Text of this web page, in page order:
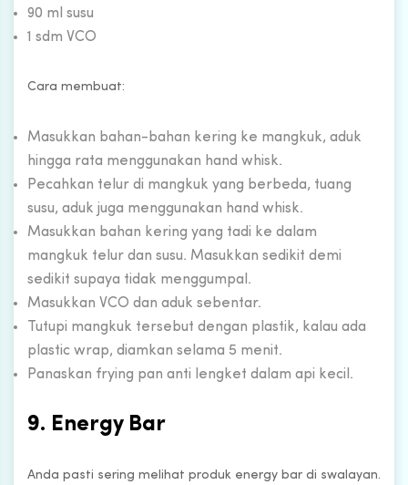
90 ml susu
1 sdm VCO
Cara membuat:
Masukkan bahan-bahan kering ke mangkuk, aduk
hingga rata menggunakan hand whisk.
Pecahkan telur di mangkuk yang berbeda, tuang
susu, aduk juga menggunakan hand whisk.
Masukkan bahan kering yang tadi ke dalam
mangkuk telur dan susu. Masukkan sedikit demi
sedikit supaya tidak menggumpal.
Masukkan VCO dan aduk sebentar.
Tutupi mangkuk tersebut dengan plastik, kalau ada
plastic wrap, diamkan selama 5 menit.
Panaskan frying pan anti lengket dalam api kecil.
9. Energy Bar
Anda pasti sering melihat produk energy bar di swalayan.